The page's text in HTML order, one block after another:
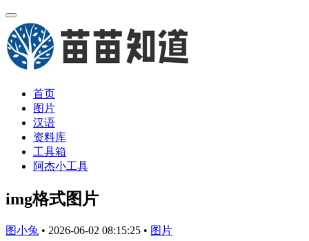
首页
图片
汉语
资料库
工具箱
阿杰小工具
img格式图片
图小兔 • 2026-06-02 08:15:25 • 图片